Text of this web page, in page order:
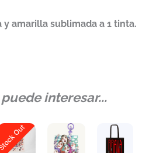
amarilla sublimada a 1 tinta.
interesar...
Out